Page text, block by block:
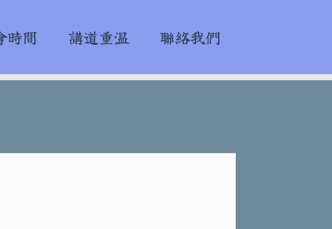
時間 講道重溫 聯絡我們